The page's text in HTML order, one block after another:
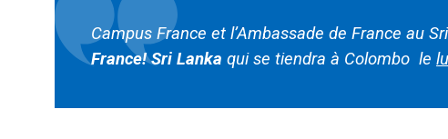
Campus France et l’Ambassade de France au
France! Sri Lanka qui se tiendra à Colombo le